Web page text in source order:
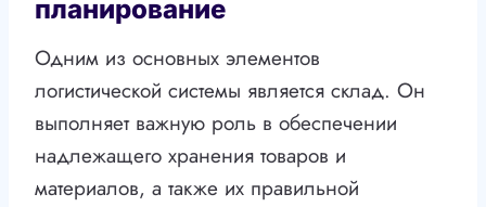
планирование
Одним из основных элементов
логистической системы является склад. Он
выполняет важную роль в обеспечении
надлежащего хранения товаров и
материалов, а также их правильной